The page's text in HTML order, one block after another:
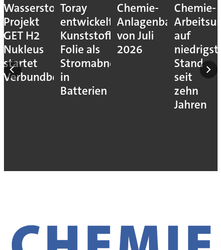
Wasserstoff-
Projekt
GET H2
Nukleus
startet
Verbundbetrieb
Toray
entwickelt
Kunststoff-
Folie als
Stromabnehmer
in
Batterien
Chemie-
Anlagenbauprojekte
von Juli
2026
Chemie-
auf
Stand
seit
zehn
Jahren